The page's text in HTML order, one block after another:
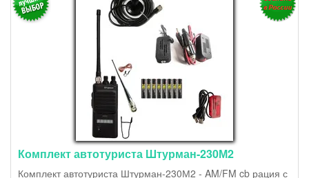
Комплект автотуриста Штурман-230М2
Комплект автотуриста Штурман-230М2 - AM/FM cb рация с